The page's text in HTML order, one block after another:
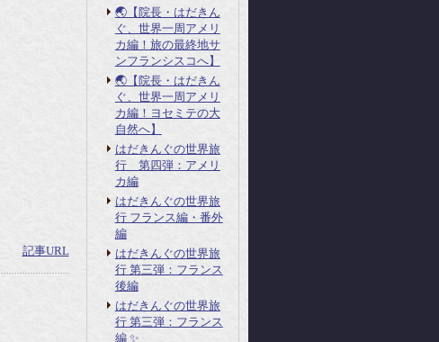
記事URL
🌏【院長・はだきん
ぐ、世界一周アメリ
カ編！旅の最終地サ
ンフランシスコへ】
🌏【院長・はだきん
ぐ、世界一周アメリ
カ編！ヨセミテの大
自然へ】
はだきんぐの世界旅
行 第四弾：アメリ
カ編
はだきんぐの世界旅
行 フランス編・番外
編
はだきんぐの世界旅
行 第三弾：フランス
後編
はだきんぐの世界旅
行 第三弾：フランス
編 ✨